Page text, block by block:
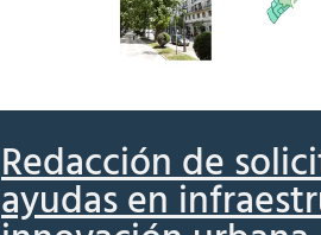
Redacción de
ayudas en